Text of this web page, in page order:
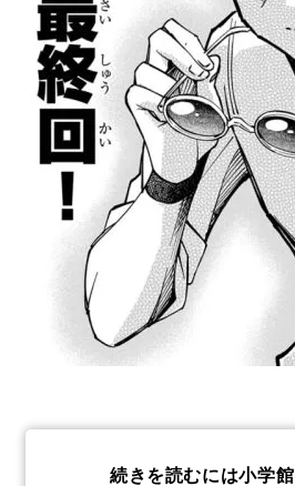
続きを読むには小学